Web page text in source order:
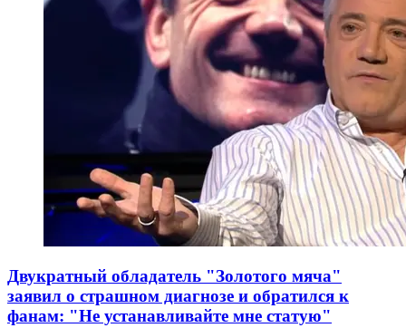
Двукратный обладатель "Золотого мяча"
заявил о страшном диагнозе и обратился к
фанам: "Не устанавливайте мне статую"